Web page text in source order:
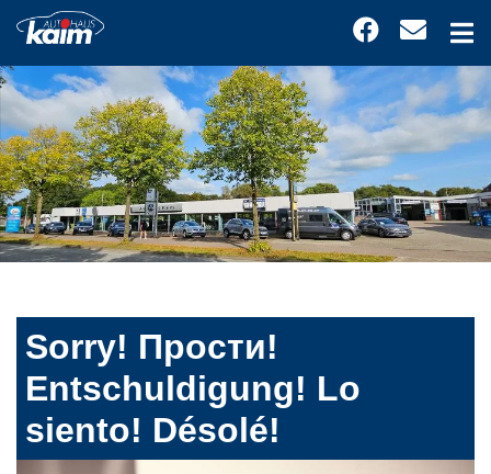
Sorry! Прости!
Entschuldigung! Lo
siento! Désolé!